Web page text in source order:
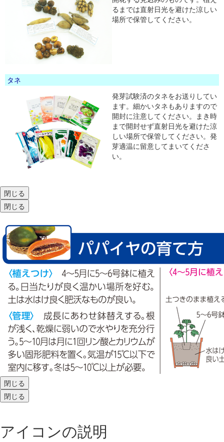
るまでは直射日光を避けた涼しい
場所で保管してください。
タネ
発芽試験済のタネをお送りしてい
ます。細かいタネもありますので
開封に注意してください。まき時
まで開封せず直射日光を避けた涼
しい場所で保管してください。発
芽適温に留意してまいてくださ
い。
閉じる
閉じる
閉じる
閉じる
アイコンの説明